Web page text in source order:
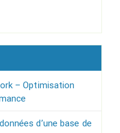
– Optimisation
d’une base de